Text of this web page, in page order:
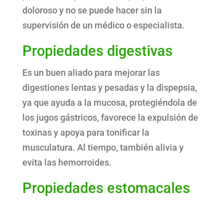
doloroso y no se puede hacer sin la
supervisión de un médico o especialista.
Propiedades digestivas
Es un buen aliado para mejorar las
digestiones lentas y pesadas y la dispepsia,
ya que ayuda a la mucosa, protegiéndola de
los jugos gástricos, favorece la expulsión de
toxinas y apoya para tonificar la
musculatura. Al tiempo, también alivia y
evita las hemorroides.
Propiedades estomacales